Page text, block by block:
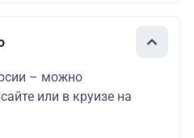
– можно
или в круизе на